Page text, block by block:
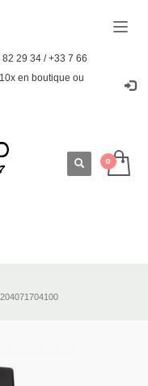
29 34 / +33 7 66
en boutique ou